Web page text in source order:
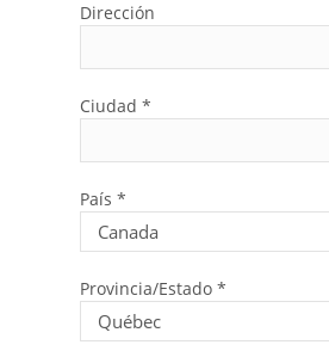
Dirección
Ciudad *
País *
Provincia/Estado *